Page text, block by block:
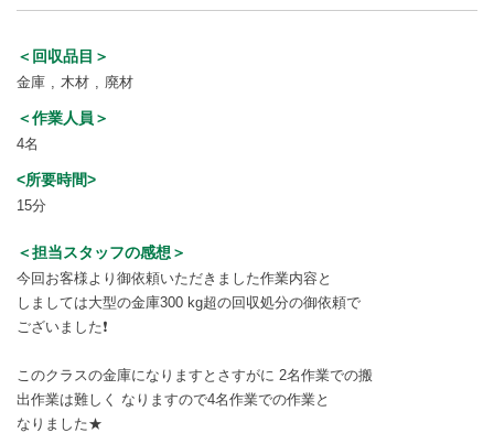
＜回収品目＞
金庫 木材 廃材
＜作業人員＞
4名
<所要時間>
15分
＜担当スタッフの感想＞
今回お客様より御依頼いただきました作業内容と
しましては大型の金庫300 kg超の回収処分の御依頼で
ございました❗
このクラスの金庫になりますとさすがに 2名作業での搬
出作業は難しく なりますので4名作業での作業と
なりました★